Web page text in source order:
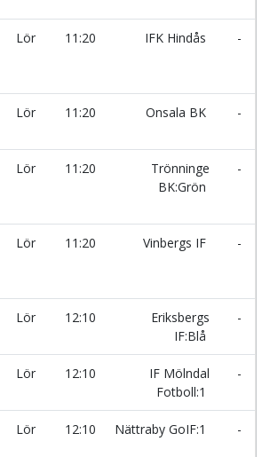
Lör 11:20 IFK Hindås -
Lör 11:20 Onsala BK -
Lör 11:20
Trönninge
BK:Grön
-
Lör 11:20 Vinbergs IF -
Lör 12:10
Eriksbergs
IF:Blå
-
Lör 12:10
IF Mölndal
Fotboll:1
-
Lör 12:10 Nättraby GoIF:1 -